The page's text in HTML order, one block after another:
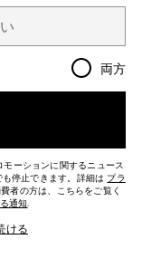
両方
モーションに関するニュース
停止できます。詳細は プラ
者の方は、こちらをご覧く
通知.
ける